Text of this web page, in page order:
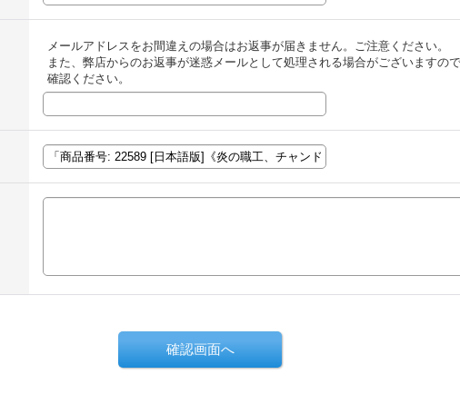
メールアドレスをお間違えの場合はお返事が届きません。ご注意ください。
また、弊店からのお返事が迷惑メールとして処理される場合がございますの
確認ください。